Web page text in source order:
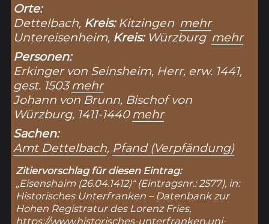
Orte:
Dettelbach, Kreis: Kitzingen mehr
Untereisenheim, Kreis: Würzburg mehr
Personen:
Erkinger von Seinsheim, Herr, erw. 1441,
gest. 1503 mehr
Johann von Brunn, Bischof von
Würzburg, 1411-1440 mehr
Sachen:
Amt Dettelbach, Pfand (Verpfändung)
Zitiervorschlag für diesen Eintrag:
„Eisenshaim (26.04.1412)“ (Eintragsnr.: 2577), in:
Historisches Unterfranken – Datenbank zur
Hohen Registratur des Lorenz Fries,
https://www.historisches-unterfranken.uni-